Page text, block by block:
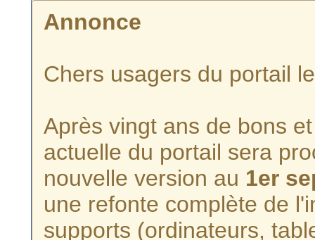
Annonce
Chers usagers du portail
Après vingt ans de bons
actuelle du portail sera
nouvelle version au 1er
une refonte complète de
supports (ordinateurs,